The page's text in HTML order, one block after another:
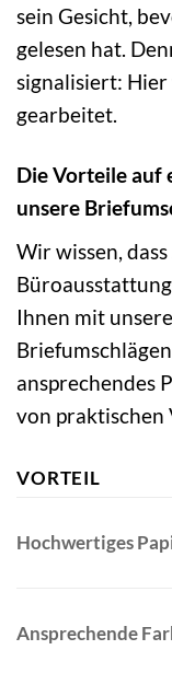
sein Gesicht,
gelesen hat.
signalisiert:
gearbeitet.
Die Vorteile auf
unsere
Wir wissen,
Ihnen mit
ansprechendes
von praktischen
VORTEIL
Hochwertiges
Ansprechende